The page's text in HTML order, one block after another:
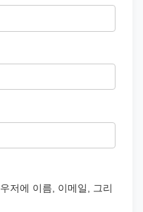
저에 이름, 이메일, 그리